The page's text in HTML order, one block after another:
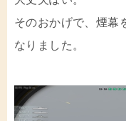
そのおかげで、煙幕
なりました。